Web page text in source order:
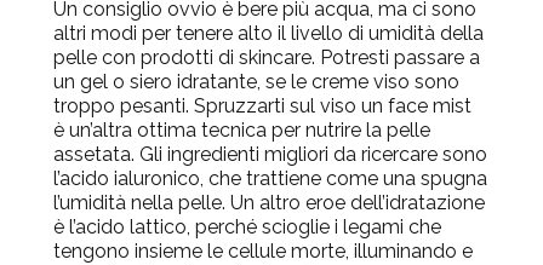
Un consiglio ovvio è bere più acqua, ma ci sono
altri modi per tenere alto il livello di umidità della
pelle con prodotti di skincare. Potresti passare a
un gel o siero idratante, se le creme viso sono
troppo pesanti. Spruzzarti sul viso un face mist
è un’altra ottima tecnica per nutrire la pelle
assetata. Gli ingredienti migliori da ricercare sono
l’acido ialuronico, che trattiene come una spugna
l’umidità nella pelle. Un altro eroe dell’idratazione
è l’acido lattico, perché scioglie i legami che
tengono insieme le cellule morte, illuminando e